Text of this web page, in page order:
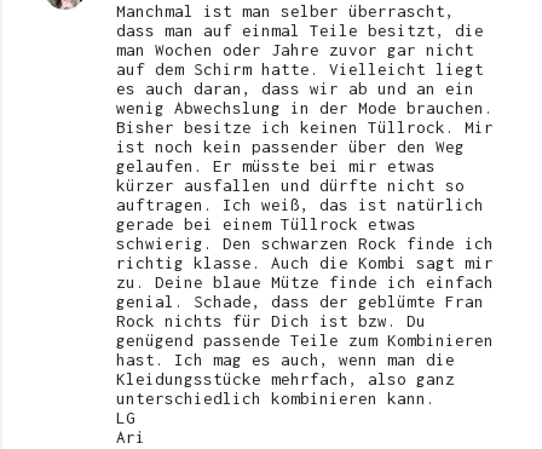
Manchmal ist man selber überrascht,
dass man auf einmal Teile besitzt, die
man Wochen oder Jahre zuvor gar nicht
auf dem Schirm hatte. Vielleicht liegt
es auch daran, dass wir ab und an ein
wenig Abwechslung in der Mode brauchen.
Bisher besitze ich keinen Tüllrock. Mir
ist noch kein passender über den Weg
gelaufen. Er müsste bei mir etwas
kürzer ausfallen und dürfte nicht so
auftragen. Ich weiß, das ist natürlich
gerade bei einem Tüllrock etwas
schwierig. Den schwarzen Rock finde ich
richtig klasse. Auch die Kombi sagt mir
zu. Deine blaue Mütze finde ich einfach
genial. Schade, dass der geblümte Fran
Rock nichts für Dich ist bzw. Du
genügend passende Teile zum Kombinieren
hast. Ich mag es auch, wenn man die
Kleidungsstücke mehrfach, also ganz
unterschiedlich kombinieren kann.
LG
Ari